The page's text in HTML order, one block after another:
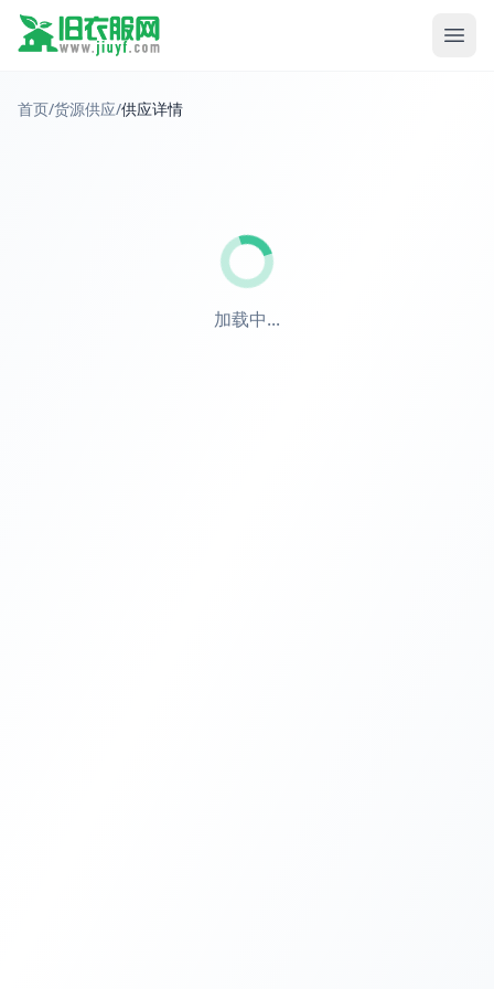
首页/货源供应/供应详情
加载中...